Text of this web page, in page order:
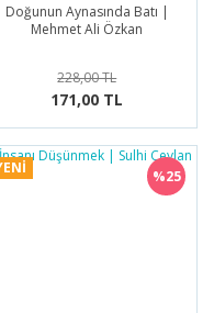
Doğunun Aynasında Batı |
Mehmet Ali Özkan
228,00 TL
171,00 TL
%25